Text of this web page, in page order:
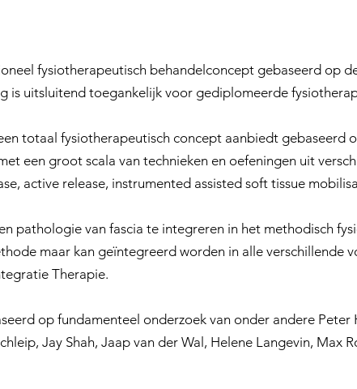
fysiotherapeutisch behandelconcept gebaseerd op
is uitsluitend toegankelijk voor gediplomeerde
totaal fysiotherapeutisch concept aanbiedt gebaseerd
een groot scala van technieken en oefeningen uit
active release, instrumented assisted soft tissue
pathologie van fascia te integreren in het methodisch
maar kan geïntegreerd worden in alle verschillende
Therapie.
op fundamenteel onderzoek van onder andere Peter
Jay Shah, Jaap van der Wal, Helene Langevin, Max